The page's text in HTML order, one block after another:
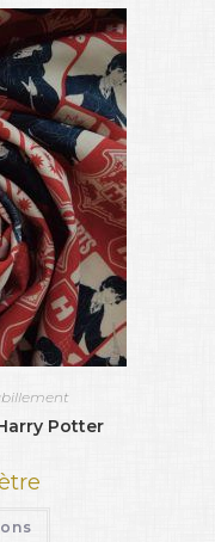
Potter